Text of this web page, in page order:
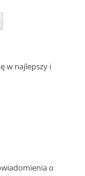
w najlepszy i
o